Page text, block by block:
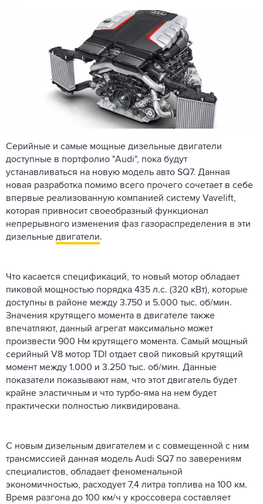
Серийные и самые мощные дизельные двигатели
доступные в портфолио "Audi", пока будут
устанавливаться на новую модель авто SQ7. Данная
новая разработка помимо всего прочего сочетает в себе
впервые реализованную компанией систему Vavelift,
которая привносит своеобразный функционал
непрерывного изменения фаз газораспределения в эти
дизельные двигатели.
Что касается спецификаций, то новый мотор обладает
пиковой мощностью порядка 435 л.с. (320 кВт), которые
доступны в районе между 3.750 и 5.000 тыс. об/мин.
Значения крутящего момента в двигателе также
впечатляют, данный агрегат максимально может
произвести 900 Нм крутящего момента. Самый мощный
серийный V8 мотор TDI отдает свой пиковый крутящий
момент между 1.000 и 3.250 тыс. об/мин. Данные
показатели показывают нам, что этот двигатель будет
крайне эластичным и что турбо-яма на нем будет
практически полностью ликвидирована.
С новым дизельным двигателем и с совмещенной с ним
трансмиссией данная модель Audi SQ7 по заверениям
специалистов, обладает феноменальной
экономичностью, расходует 7,4 литра топлива на 100 км.
Время разгона до 100 км/ч у кроссовера составляет